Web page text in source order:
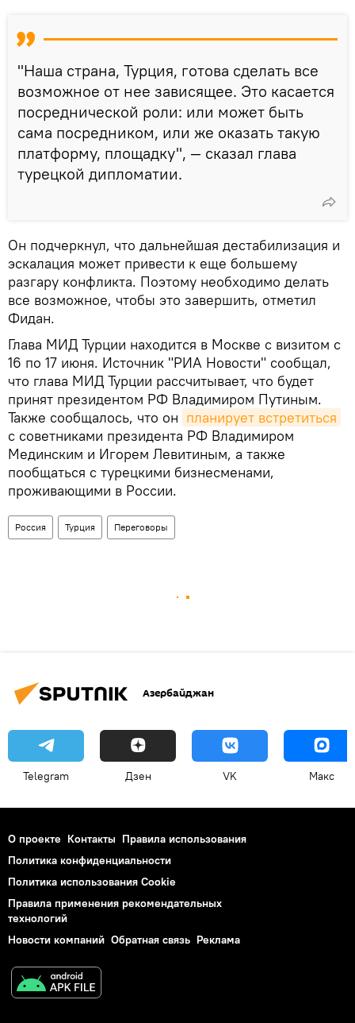
"Наша страна, Турция, готова сделать все
возможное от нее зависящее. Это касается
посреднической роли: или может быть
сама посредником, или же оказать такую
платформу, площадку", — сказал глава
турецкой дипломатии.
Он подчеркнул, что дальнейшая дестабилизация и
эскалация может привести к еще большему
разгару конфликта. Поэтому необходимо делать
все возможное, чтобы это завершить, отметил
Фидан.
Глава МИД Турции находится в Москве с визитом с
16 по 17 июня. Источник "РИА Новости" сообщал,
что глава МИД Турции рассчитывает, что будет
принят президентом РФ Владимиром Путиным.
Также сообщалось, что он планирует встретиться
с советниками президента РФ Владимиром
Мединским и Игорем Левитиным, а также
пообщаться с турецкими бизнесменами,
проживающими в России.
Россия Турция Переговоры
Азербайджан
Telegram Дзен VK Макс
О проекте Контакты Правила использования
Политика конфиденциальности
Политика использования Cookie
Правила применения рекомендательных
технологий
Новости компаний Обратная связь Реклама